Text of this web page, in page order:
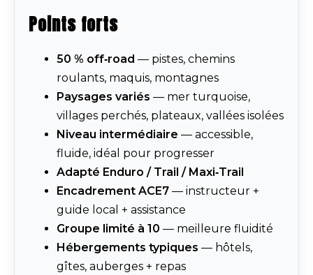
Points forts
50 % off‑road — pistes, chemins
roulants, maquis, montagnes
Paysages variés — mer turquoise,
villages perchés, plateaux, vallées isolées
Niveau intermédiaire — accessible,
fluide, idéal pour progresser
Adapté Enduro / Trail / Maxi‑Trail
Encadrement ACE7 — instructeur +
guide local + assistance
Groupe limité à 10 — meilleure fluidité
Hébergements typiques — hôtels,
gîtes, auberges + repas